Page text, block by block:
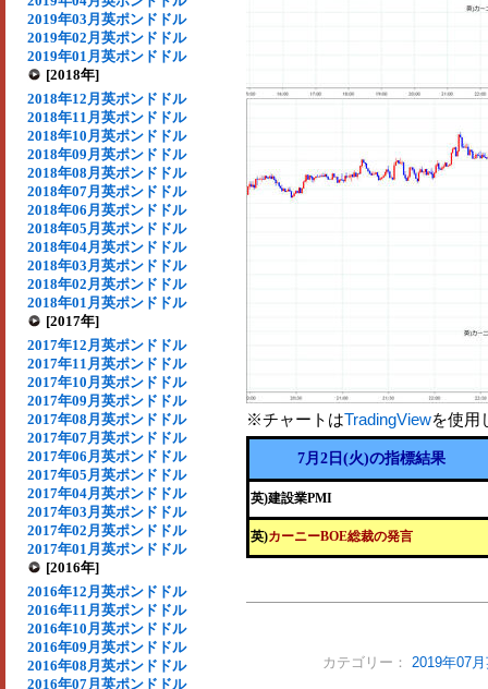
2019年03月英ポンドドル
2019年02月英ポンドドル
2019年01月英ポンドドル
[2018年]
2018年12月英ポンドドル
2018年11月英ポンドドル
2018年10月英ポンドドル
2018年09月英ポンドドル
2018年08月英ポンドドル
2018年07月英ポンドドル
2018年06月英ポンドドル
2018年05月英ポンドドル
2018年04月英ポンドドル
2018年03月英ポンドドル
2018年02月英ポンドドル
2018年01月英ポンドドル
[2017年]
2017年12月英ポンドドル
2017年11月英ポンドドル
2017年10月英ポンドドル
2017年09月英ポンドドル
2017年08月英ポンドドル
2017年07月英ポンドドル
2017年06月英ポンドドル
2017年05月英ポンドドル
2017年04月英ポンドドル
2017年03月英ポンドドル
2017年02月英ポンドドル
2017年01月英ポンドドル
[2016年]
2016年12月英ポンドドル
2016年11月英ポンドドル
2016年10月英ポンドドル
2016年09月英ポンドドル
2016年08月英ポンドドル
2016年07月英ポンドドル
※チャートはTradingViewを使用
7月2日(火)の指標結果
英)建設業PMI
英)カーニーBOE総裁の発言
カテゴリー： 2019年07